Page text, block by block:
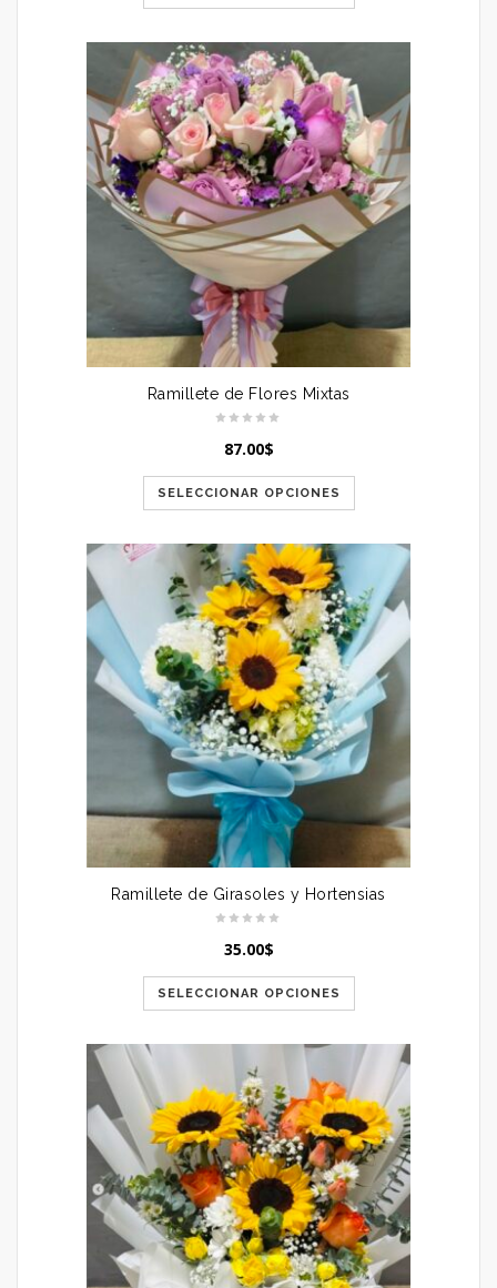
Ramillete de Flores Mixtas
87.00$
SELECCIONAR OPCIONES
Ramillete de Girasoles y Hortensias
35.00$
SELECCIONAR OPCIONES